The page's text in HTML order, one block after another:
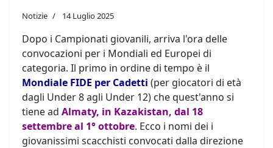
Notizie 14 Luglio 2025
Dopo i Campionati giovanili, arriva l'ora delle
convocazioni per i Mondiali ed Europei di
categoria. Il primo in ordine di tempo è il
Mondiale FIDE per Cadetti (per giocatori di età
dagli Under 8 agli Under 12) che quest'anno si
tiene ad Almaty, in Kazakistan, dal 18
settembre al 1° ottobre. Ecco i nomi dei i
giovanissimi scacchisti convocati dalla direzione